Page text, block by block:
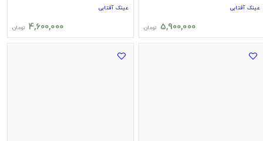
عینک آفتابی
5,900,000 تومان
عینک آفتابی
4,600,000 تومان